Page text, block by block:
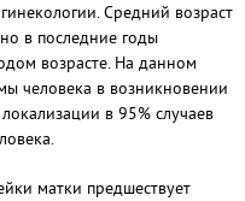
Средний возраст
в последние годы
возрасте. На данном
человека в возникновении
в 95% случаев
матки предшествует